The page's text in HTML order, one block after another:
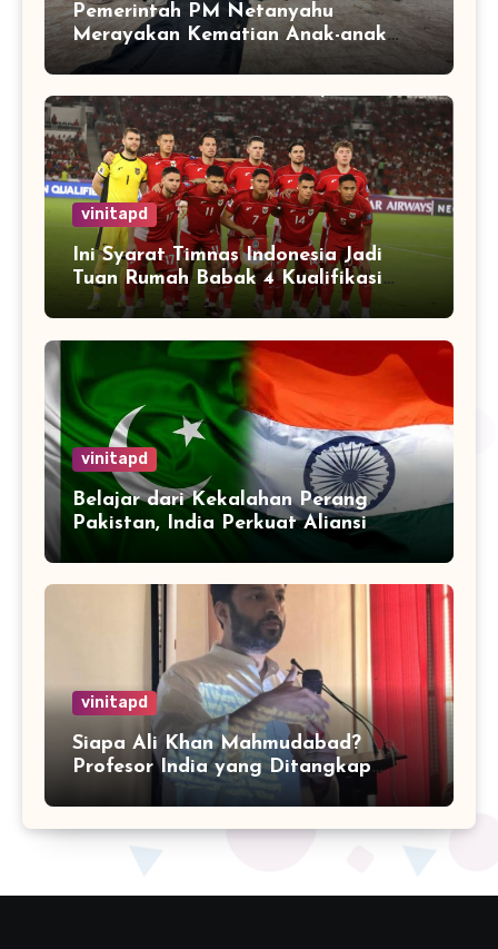
Pemerintah PM Netanyahu
Merayakan Kematian Anak-anak
Gaza
vinitapd
Ini Syarat Timnas Indonesia Jadi
Tuan Rumah Babak 4 Kualifikasi
Piala Dunia 2026
vinitapd
Belajar dari Kekalahan Perang
Pakistan, India Perkuat Aliansi
vinitapd
Siapa Ali Khan Mahmudabad?
Profesor India yang Ditangkap
karena Kritik Operasi Sindoor